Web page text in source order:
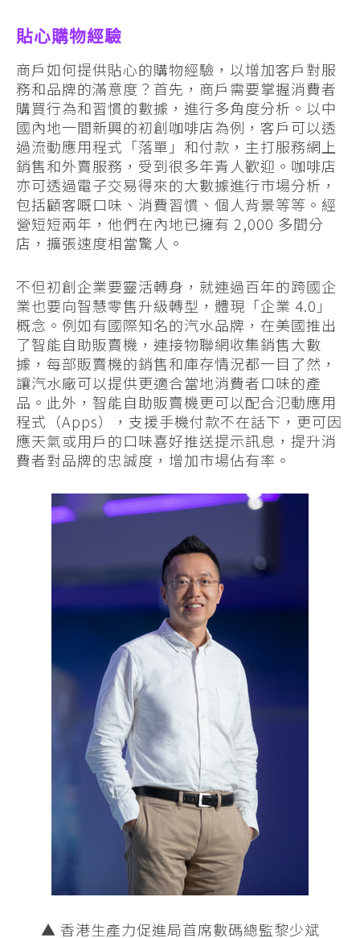
貼心購物經驗
商戶如何提供貼心的購物經驗，以增加客戶對服
務和品牌的滿意度？首先，商戶需要掌握消費者
購買行為和習慣的數據，進行多角度分析。以中
國內地一間新興的初創咖啡店為例，客戶可以透
過流動應用程式「落單」和付款，主打服務網上
銷售和外賣服務，受到很多年青人歡迎。咖啡店
亦可透過電子交易得來的大數據進行市場分析，
包括顧客嘅口味、消費習慣、個人背景等等。經
營短短兩年，他們在內地已擁有 2,000 多間分
店，擴張速度相當驚人。
不但初創企業要靈活轉身，就連過百年的跨國企
業也要向智慧零售升級轉型，體現「企業 4.0」
概念。例如有國際知名的汽水品牌，在美國推出
了智能自助販賣機，連接物聯網收集銷售大數
據，每部販賣機的銷售和庫存情況都一目了然，
讓汽水廠可以提供更適合當地消費者口味的產
品。此外，智能自助販賣機更可以配合氾動應用
程式（Apps），支援手機付款不在話下，更可因
應天氣或用戶的口味喜好推送提示訊息，提升消
費者對品牌的忠誠度，增加市場佔有率。
▲ 香港生產力促進局首席數碼總監黎少斌